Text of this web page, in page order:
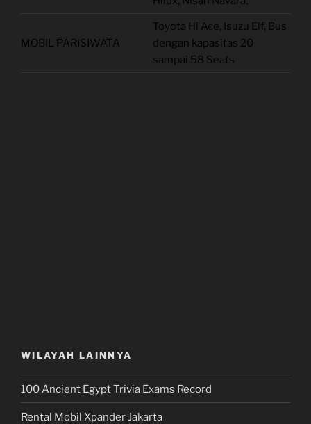
MOBIL PARISIWATA
Toyota Hi Ace, Isuzu Elf, Bus
dengan kapasitas 20
sampai 58 Seats
WILAYAH LAINNYA
100 Ancient Egypt Trivia Exams Record
Rental Mobil Xpander Jakarta